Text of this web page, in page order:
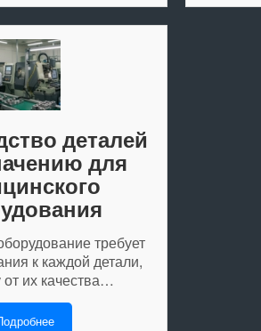
деталей
для
требует
к каждой детали,
от их качества…